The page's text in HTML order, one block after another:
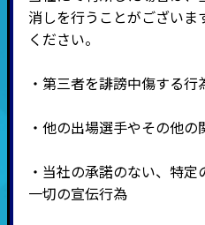
消しを行うことがござい
ください。
・第三者を誹謗中傷する行
・他の出場選手やその他
・当社の承諾のない、特
一切の宣伝行為